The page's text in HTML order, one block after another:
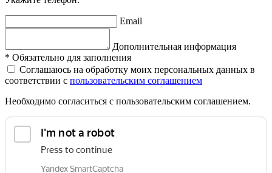
Email
Дополнительная информация
* Обязательно для заполнения
Соглашаюсь на обработку моих персональных данных в
соответствии с пользовательским соглашением
Необходимо согласиться с пользовательским соглашением.